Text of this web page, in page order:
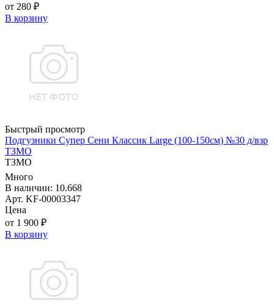
от 280 ₽
В корзину
Быстрый просмотр
Подгузники Супер Сени Классик Large (100-150см) №30 д/взр
ТЗМО
ТЗМО
Много
В наличии: 10.668
Арт. KF-00003347
Цена
от 1 900 ₽
В корзину